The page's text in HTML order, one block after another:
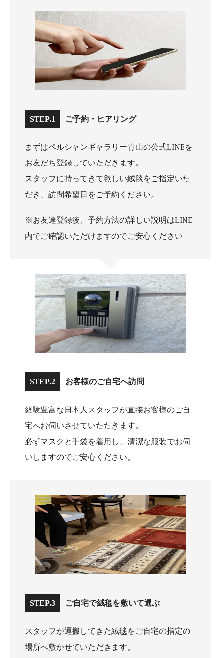
STEP.1 ご予約・ヒアリング
まずはペルシャンギャラリー青山の公式LINEを
お友だち登録していただきます。
スタッフに持ってきて欲しい絨毯をご指定いた
だき、訪問希望日をご予約ください。
※お友達登録後、予約方法の詳しい説明はLINE
内でご確認いただけますのでご安心ください
STEP.2 お客様のご自宅へ訪問
経験豊富な日本人スタッフが直接お客様のご自
宅へお伺いさせていただきます。
必ずマスクと手袋を着用し、清潔な服装でお伺
いしますのでご安心ください。
STEP.3 ご自宅で絨毯を敷いて選ぶ
スタッフが運搬してきた絨毯をご自宅の指定の
場所へ敷かせていただきます。